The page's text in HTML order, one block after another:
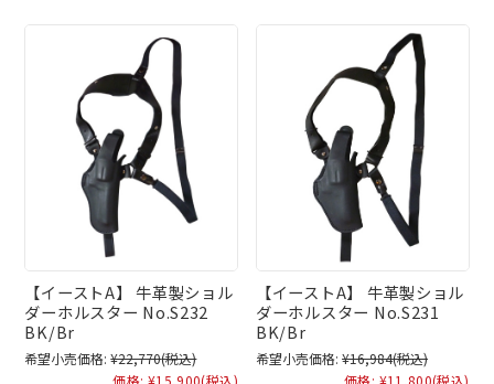
【イーストA】 牛革製ショル
ダーホルスター No.S232
BK/Br
希望小売価格: ¥22,770(税込)
価格: ¥15,900(税込)
【イーストA】 牛革製ショル
ダーホルスター No.S231
BK/Br
希望小売価格: ¥16,984(税込)
価格: ¥11,800(税込)